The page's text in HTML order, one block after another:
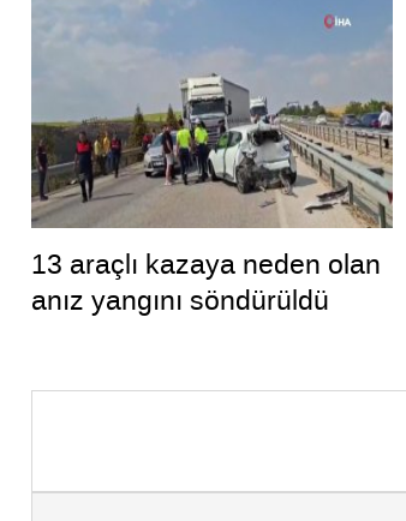
13 araçlı kazaya neden olan
anız yangını söndürüldü